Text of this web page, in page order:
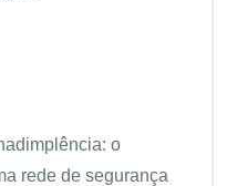
o
rede de segurança